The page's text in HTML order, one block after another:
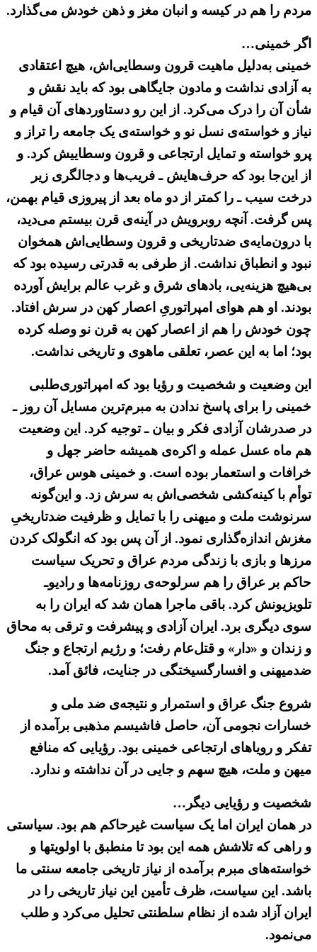
مردم را هم در کیسه و انبان مغز و ذهن خودش می‌گذارد.
اگر خمینی…
خمینی به‌دلیل ماهیت قرون وسطایی‌اش، هیچ اعتقادی
به آزادی نداشت و مادون جایگاهی بود که باید نقش و
شأن آن را درک می‌کرد. از این رو دستاوردهای آن قیام و
نیاز و خواسته‌ی نسل نو و خواسته‌ی یک جامعه را تراز و
پرو خواسته و تمایل ارتجاعی و قرون وسطاییش کرد. و
از این‌جا بود که حرف‌هایش ـ فریب‌ها و دجالگری زیر
درخت سیب ـ را کمتر از دو ماه بعد از پیروزی قیام بهمن،
پس گرفت. آنچه روبرویش در آینه‌ی قرن بیستم می‌دید،
با درون‌مایه‌ی ضدتاریخی و قرون وسطایی‌اش همخوان
نبود و انطباق نداشت. از طرفی به قدرتی رسیده بود که
بی‌هیچ هزینه‌یی، بادهای شرق و غرب عالم برایش آورده
بودند. او هم هوای امپراتوریِ اعصار کهن در سرش افتاد.
چون خودش را هم از اعصار کهن به قرن نو وصله کرده
بود؛ اما به این عصر، تعلقی ماهوی و تاریخی نداشت.
این وضعیت و شخصیت و رؤیا بود که امپراتوری‌طلبی
خمینی را برای پاسخ ندادن به مبرم‌ترین مسایل آن روز ـ
در صدرشان آزادی‌ فکر و بیان ـ توجیه کرد. این وضعیت‌
هم ماه عسل عمله و اکره‌ی همیشه حاضر جهل و
خرافات و استعمار بوده است. و خمینی هوس عراق،
توأم با کینه‌کشی شخصی‌اش به سرش زد. و این‌گونه
سرنوشت ملت و میهنی را با تمایل و ظرفیت ضدتاریخیِ
مغزش اندازه‌گذاری نمود. از آن پس بود که انگولک کردن
مرزها و بازی با زندگی مردم عراق و تحریک سیاست
حاکم بر عراق را هم سرلوحه‌ی روزنامه‌ها و رادیوـ
تلویزیونش کرد. باقی ماجرا همان شد که ایران را به
سوی دیگری برد. ایران آزادی و پیشرفت و ترقی به محاق
و زندان و «دار» و قتل‌عام رفت؛ و رژیم ارتجاع و جنگ
ضدمیهنی و افسارگسیختگی در جنایت، فائق آمد.
شروع جنگ عراق و استمرار و نتیجه‌ی ضد ملی و
خسارات نجومی آن، حاصل فاشیسم مذهبی برآمده از
تفکر و رویاهای ارتجاعی خمینی بود. رؤیایی که منافع
میهن و ملت، هیچ سهم و جایی در آن نداشته و ندارد.
شخصیت و رؤیایی دیگر…
در همان ایران اما یک سیاست غیرحاکم هم بود. سیاستی
و راهی که تلاشش همه این بود تا منطبق با اولویتها و
خواسته‌های مبرم برآمده از نیاز تاریخی جامعه سنتی ما
باشد. این سیاست، ظرف تأمین این نیاز تاریخی را در
ایران آزاد شده از نظام سلطنتی تحلیل می‌کرد و طلب
می‌نمود.